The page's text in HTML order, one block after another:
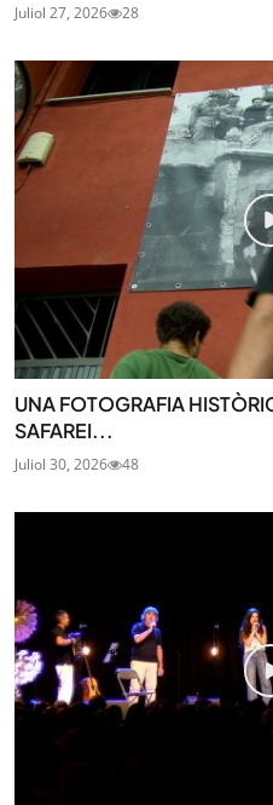
Juliol 27, 2026 28
UNA FOTOGRAFIA
SAFAREI...
Juliol 30, 2026 48